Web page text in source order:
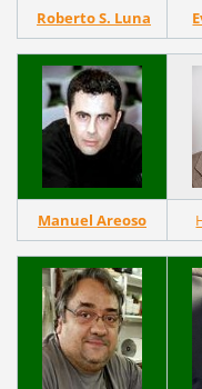
Roberto S. Luna
Manuel Areoso